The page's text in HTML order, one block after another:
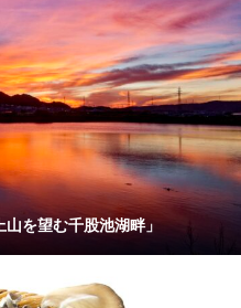
山を望む千股池湖畔」